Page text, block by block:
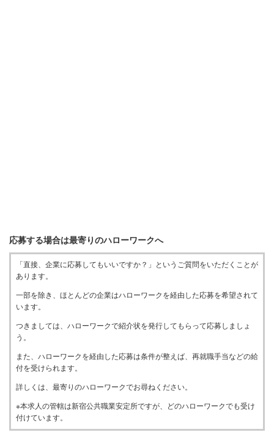
応募する場合は最寄りのハローワークへ
「直接、企業に応募してもいいですか？」というご質問をいただくことが
あります。
一部を除き、ほとんどの企業はハローワークを経由した応募を希望されて
います。
つきましては、ハローワークで紹介状を発行してもらって応募しましょ
う。
また、ハローワークを経由した応募は条件が整えば、再就職手当などの給
付を受けられます。
詳しくは、最寄りのハローワークでお尋ねください。
※本求人の管轄は新宿公共職業安定所ですが、どのハローワークでも受け
付けています。